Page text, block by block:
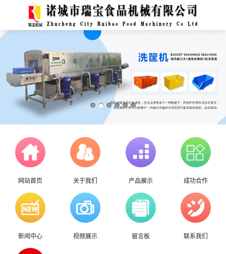
网站首页 关于我们 产品展示 成功合作
新闻中心 视频展示 留言板 联系我们